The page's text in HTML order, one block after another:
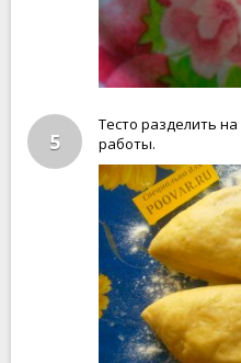
5
Тесто разделить
работы.